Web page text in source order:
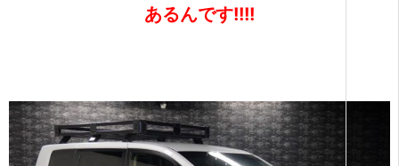
あるんです!!!!